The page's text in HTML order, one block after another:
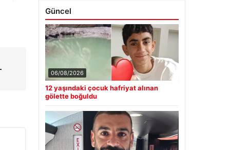
Güncel
06/08/2026
12 yaşındaki çocuk hafriyat alınan
gölette boğuldu